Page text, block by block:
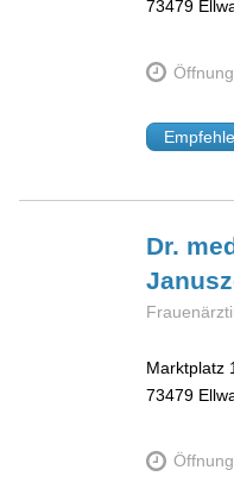
73479
Dr.
Marktplatz
73479